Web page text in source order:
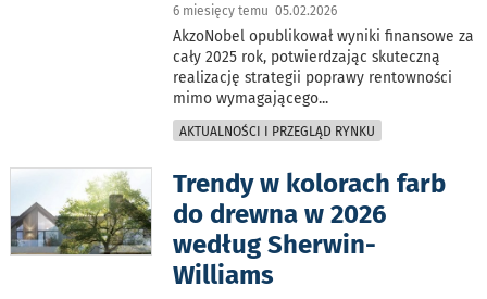
6 miesięcy temu 05.02.2026
AkzoNobel opublikował wyniki finansowe za
cały 2025 rok, potwierdzając skuteczną
realizację strategii poprawy rentowności
mimo wymagającego...
AKTUALNOŚCI I PRZEGLĄD RYNKU
Trendy w kolorach farb
do drewna w 2026
według Sherwin-
Williams